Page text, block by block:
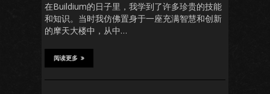
在Buildium的日子里，我学到了许多珍贵的技能
和知识。当时我仿佛置身于一座充满智慧和创新
的摩天大楼中，从中…
阅读更多